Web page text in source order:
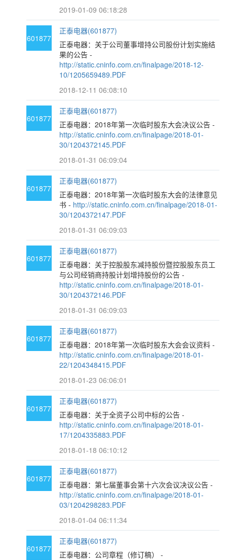
2019-01-09 06:18:28
601877
正泰电器(601877)
正泰电器：关于公司董事增持公司股份计划实施结
果的公告 -
http://static.cninfo.com.cn/finalpage/2018-12-
10/1205659489.PDF
2018-12-11 06:08:10
601877
正泰电器(601877)
正泰电器：2018年第一次临时股东大会决议公告 -
http://static.cninfo.com.cn/finalpage/2018-01-
30/1204372145.PDF
2018-01-31 06:09:04
601877
正泰电器(601877)
正泰电器：2018年第一次临时股东大会的法律意见
书 - http://static.cninfo.com.cn/finalpage/2018-01-
30/1204372147.PDF
2018-01-31 06:09:03
601877
正泰电器(601877)
正泰电器：关于控股股东减持股份暨控股股东员工
与公司经销商持股计划增持股份的公告 -
http://static.cninfo.com.cn/finalpage/2018-01-
30/1204372146.PDF
2018-01-31 06:09:03
601877
正泰电器(601877)
正泰电器：2018年第一次临时股东大会会议资料 -
http://static.cninfo.com.cn/finalpage/2018-01-
22/1204348415.PDF
2018-01-23 06:06:01
601877
正泰电器(601877)
正泰电器：关于全资子公司中标的公告 -
http://static.cninfo.com.cn/finalpage/2018-01-
17/1204335883.PDF
2018-01-18 06:10:12
601877
正泰电器(601877)
正泰电器：第七届董事会第十六次会议决议公告 -
http://static.cninfo.com.cn/finalpage/2018-01-
03/1204298283.PDF
2018-01-04 06:11:34
601877
正泰电器(601877)
正泰电器：公司章程（修订稿） -